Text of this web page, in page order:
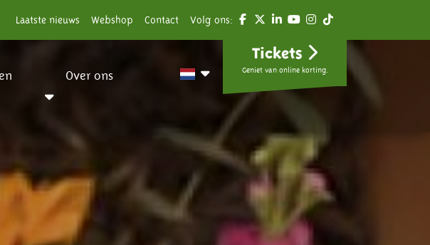
Laatste nieuws Webshop Contact Volg ons:
Over ons
Tickets
Geniet van online korting.